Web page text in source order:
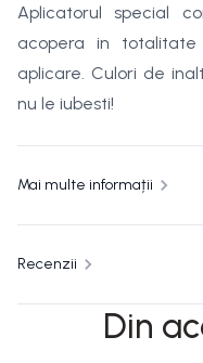
Aplicatorul special
acopera in
aplicare. Culori de
nu le iubesti!
Mai multe informații
Recenzii
Din